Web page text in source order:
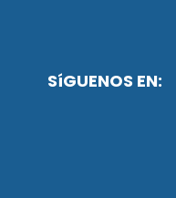
SíGUENOS EN: